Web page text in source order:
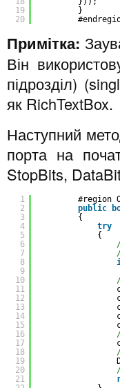
19
20
}
Примітка:
Він
підрозділ)
як RichTextBox.
Наступний
порта на
StopBits,
1
2
3
4
5
6
7
8
9
10
11
12
13
14
15
16
17
18
19
20
21
#region
public
{
try
{